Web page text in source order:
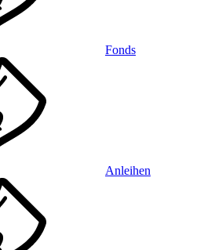
Fonds
Anleihen